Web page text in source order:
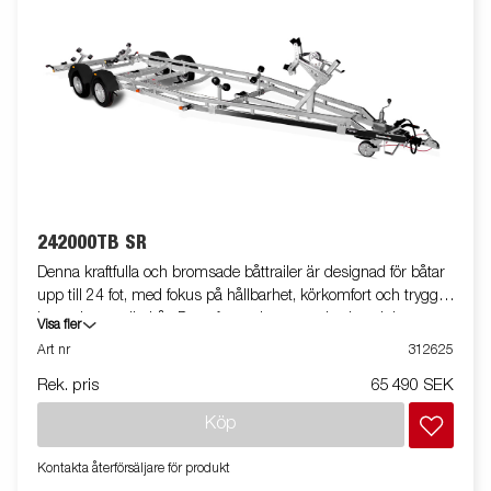
242000TB SR
Denna kraftfulla och bromsade båttrailer är designad för båtar
upp till 24 fot, med fokus på hållbarhet, körkomfort och trygg
hantering av din båt. Det v-formade, svetsade chassit har
dubbla stålprofiler som ger ökad vridstyvhet och jämn
tippbar superrullsvagga som ger extra stöd vid aktern och gör
och minimerar slitaget på skrovet. Kölrullar och dubbla
båtmodell perfekt. Skyddad kabeldragning och vattentäta
Visa fler
Art nr
312625
Rek. pris 65 490 SEK
Köp
Kontakta återförsäljare för produkt